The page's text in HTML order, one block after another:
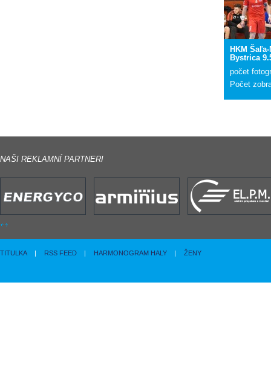
HKM
Bystrica
počet
Počet
NAŠI REKLAMNÍ PARTNERI
TITULKA | RSS FEED | HARMONOGRAM HALY | ŽENY